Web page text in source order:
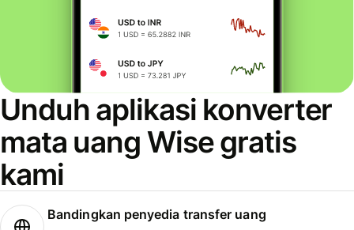
Unduh aplikasi konverter
mata uang Wise gratis
kami
Bandingkan penyedia transfer uang